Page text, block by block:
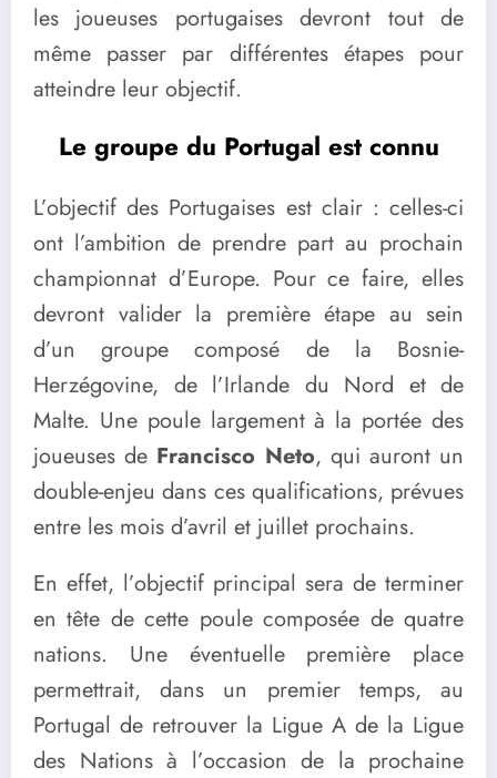
les joueuses portugaises devront tout de
même passer par différentes étapes pour
atteindre leur objectif.
Le groupe du Portugal est connu
L’objectif des Portugaises est clair : celles-ci
ont l’ambition de prendre part au prochain
championnat d’Europe. Pour ce faire, elles
devront valider la première étape au sein
d’un groupe composé de la Bosnie-
Herzégovine, de l’Irlande du Nord et de
Malte. Une poule largement à la portée des
joueuses de Francisco Neto, qui auront un
double-enjeu dans ces qualifications, prévues
entre les mois d’avril et juillet prochains.
En effet, l’objectif principal sera de terminer
en tête de cette poule composée de quatre
nations. Une éventuelle première place
permettrait, dans un premier temps, au
Portugal de retrouver la Ligue A de la Ligue
des Nations à l’occasion de la prochaine